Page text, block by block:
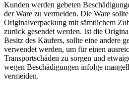
Kunden werden gebeten
der Ware zu vermeiden. Die Ware
Originalverpackung mit sämtlichem
zurück gesendet werden. Ist die
Besitz des Käufers, sollte eine andere
verwendet werden, um für einen
Transportschäden zu sorgen und
wegen Beschädigungen infolge
vermeiden.